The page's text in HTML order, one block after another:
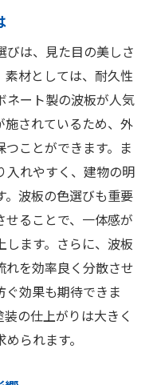
びは、見た目の美しさ
素材としては、耐久性
ネート製の波板が人気
施されているため、外
ことができます。ま
入れやすく、建物の明
。波板の色選びも重要
ることで、一体感が
ます。さらに、波板
れを効率良く分散させ
ぐ効果も期待できま
の仕上がりは大きく
られます。